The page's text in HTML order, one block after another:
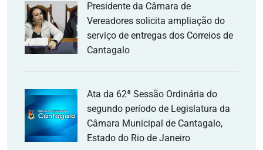
Presidente da Câmara de
Vereadores solicita ampliação do
serviço de entregas dos Correios de
Cantagalo
Ata da 62ª Sessão Ordinária do
segundo período de Legislatura da
Câmara Municipal de Cantagalo,
Estado do Rio de Janeiro